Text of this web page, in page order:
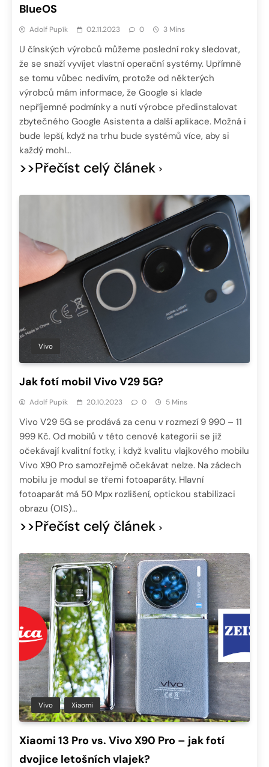
BlueOS
Adolf Pupík 02.11.2023 0 3 Mins
U čínských výrobců můžeme poslední roky sledovat,
že se snaží vyvíjet vlastní operační systémy. Upřímně
se tomu vůbec nedivím, protože od některých
výrobců mám informace, že Google si klade
nepříjemné podmínky a nutí výrobce předinstalovat
zbytečného Google Asistenta a další aplikace. Možná i
bude lepší, když na trhu bude systémů více, aby si
každý mohl…
>>Přečíst celý článek
Vivo
Jak fotí mobil Vivo V29 5G?
Adolf Pupík 20.10.2023 0 5 Mins
Vivo V29 5G se prodává za cenu v rozmezí 9 990 – 11
999 Kč. Od mobilů v této cenové kategorii se již
očekávají kvalitní fotky, i když kvalitu vlajkového mobilu
Vivo X90 Pro samozřejmě očekávat nelze. Na zádech
mobilu je modul se třemi fotoaparáty. Hlavní
fotoaparát má 50 Mpx rozlišení, optickou stabilizaci
obrazu (OIS)…
>>Přečíst celý článek
Vivo Xiaomi
Xiaomi 13 Pro vs. Vivo X90 Pro – jak fotí
dvojice letošních vlajek?